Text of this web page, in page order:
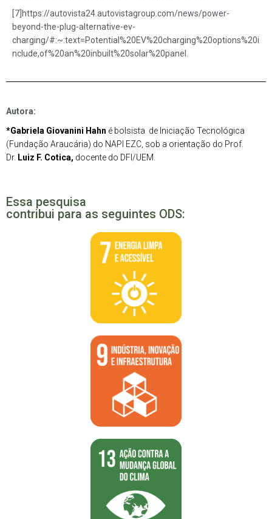
[7]https://autovista24.autovistagroup.com/news/power-
beyond-the-plug-alternative-ev-
charging/#:~:text=Potential%20EV%20charging%20options%20i
nclude,of%20an%20inbuilt%20solar%20panel.
Autora:
*Gabriela Giovanini Hahn é bolsista de Iniciação Tecnológica
(Fundação Araucária) do NAPI EZC, sob a orientação do Prof.
Dr. Luiz F. Cotica, docente do DFI/UEM.
Essa pesquisa
contribui para as seguintes ODS: